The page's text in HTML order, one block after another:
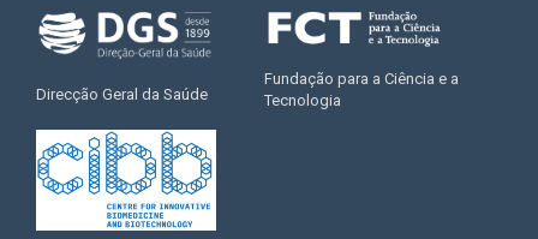
Direcção Geral da Saúde
Fundação para a Ciência e a
Tecnologia